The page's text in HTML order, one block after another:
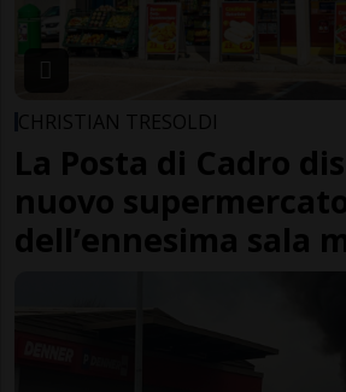
CHRISTIAN TRESOLDI
La Posta di Cadro
nuovo
dell’ennesima sala